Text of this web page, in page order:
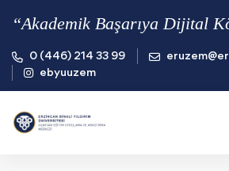
“Akademik Başarıya Dijital
0 (446) 214 33 99
ebyuuzem